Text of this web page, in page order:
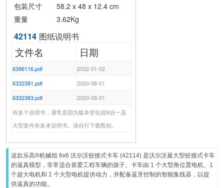
包装尺寸
58.2 x 48 x 12.4 cm
重量
3.62Kg
42114 图纸说明书
文件名 日期
6396116.pdf
2022-01-02
6332381.pdf
2020-08-01
6332383.pdf
2020-08-01
有多个说明书，通常是因为版本变化或N合一及
大型套件有多本说明书。请自行下载甄别。
这款乐高®机械组 6x6 沃尔沃铰接式卡车 (42114) 是沃尔沃最大型铰接式卡车
的逼真模型，非常适合喜爱工程车辆的孩子。卡车由 1 个大型角位置电机、1
个超大电机和 1 个大型电机提供动力，并配备蓝牙控制的智能集线器，以提
供逼真的功能。